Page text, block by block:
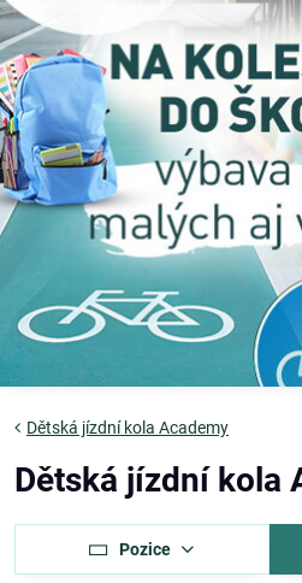
Dětská jízdní kola Academy
Dětská jízdní kola
Pozice